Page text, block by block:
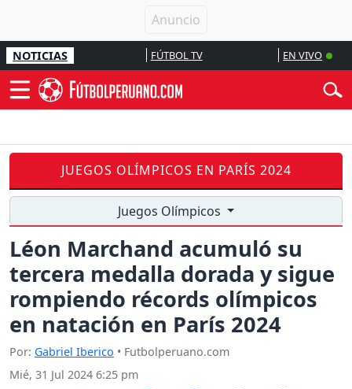
NOTICIAS FÚTBOL TV EN VIVO
JUEGOS OLÍMPICOS EN PARÍS 2024
Juegos Olímpicos
Léon Marchand acumuló su
tercera medalla dorada y sigue
rompiendo récords olímpicos
en natación en París 2024
Por: Gabriel Iberico • Futbolperuano.com
Mié, 31 Jul 2024 6:25 pm